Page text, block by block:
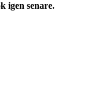
igen senare.